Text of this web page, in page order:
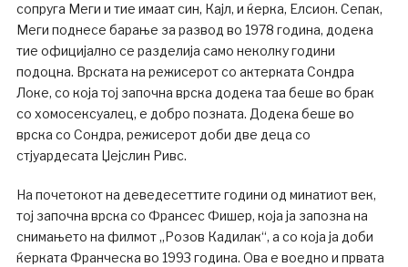
сопруга Меги и тие имаат син, Кајл, и ќерка, Елсион. Сепак,
Меги поднесе барање за развод во 1978 година, додека
тие официјално се разделија само неколку години
подоцна. Врската на режисерот со актерката Сондра
Локе, со која тој започна врска додека таа беше во брак
со хомосексуалец, е добро позната. Додека беше во
врска со Сондра, режисерот доби две деца со
стјуардесата Џејслин Ривс.
На почетокот на деведесеттите години од минатиот век,
тој започна врска со Франсес Фишер, која ја запозна на
снимањето на филмот „Розов Кадилак“, а со која ја доби
ќерката Франческа во 1993 година. Ова е воедно и првата